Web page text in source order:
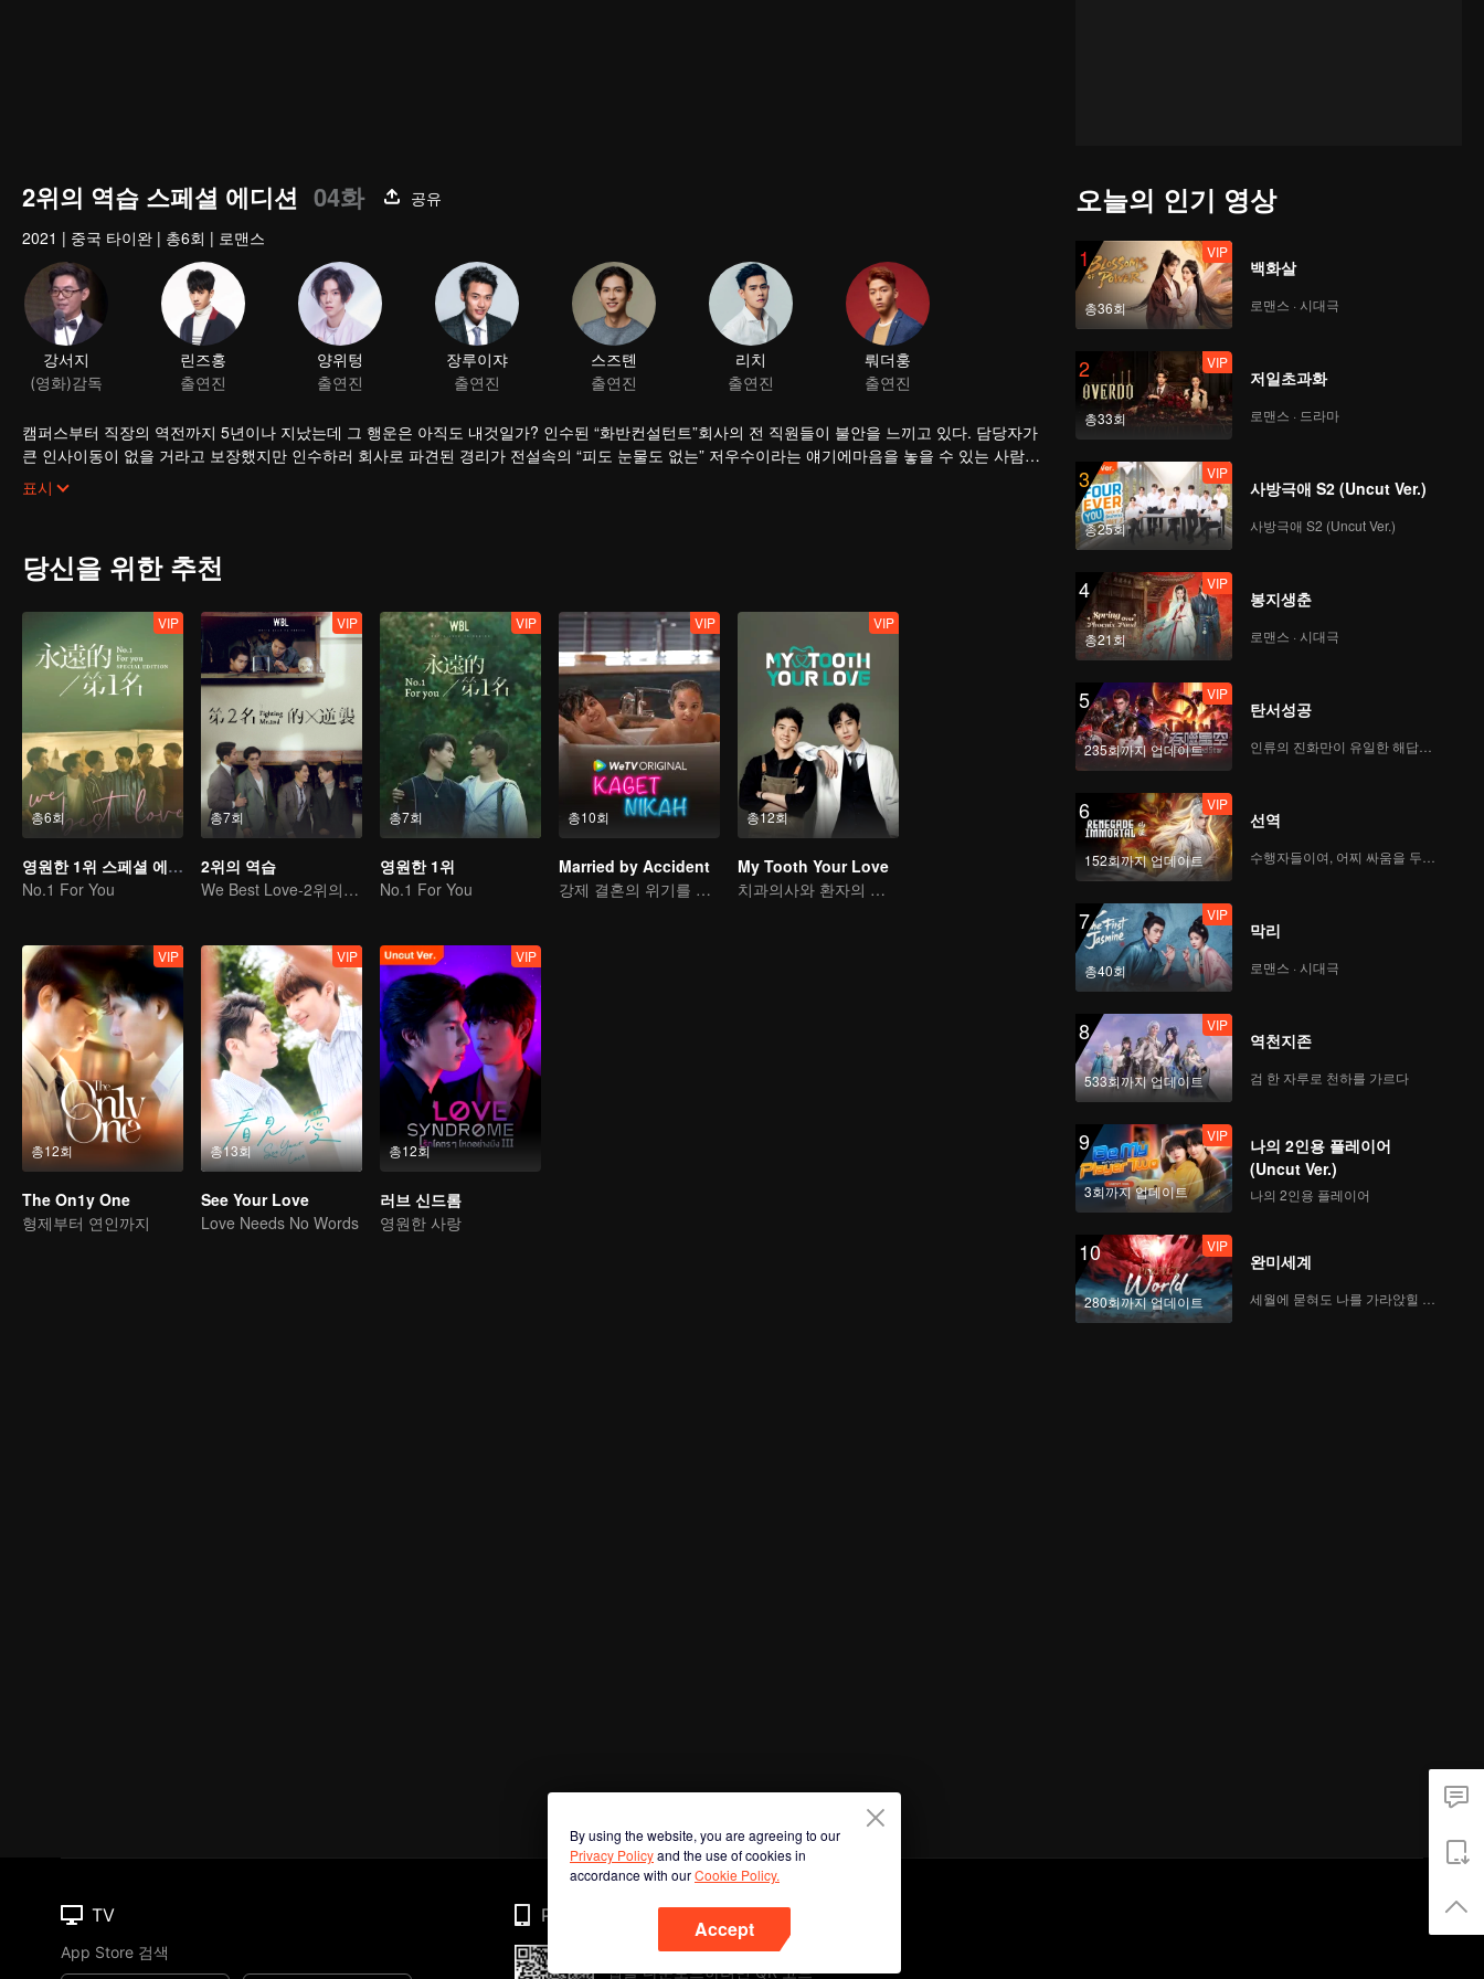
2위의 역습 스페셜 에디션 04화
공유
2021 | 중국 타이완 | 총6회 | 로맨스
강서지
(영화)감독
린즈홍
출연진
양위텅
출연진
장루이쟈
출연진
스즈톈
출연진
리치
출연진
뤄더훙
출연진
캠퍼스부터 직장의 역전까지 5년이나 지났는데 그 행운은 아직도 내것일가? 인수된 “화반컨설턴트”회사의 전 직원들이 불안을 느끼고 있다. 담당자가
큰 인사이동이 없을 거라고 보장했지만 인수하러 회사로 파견된 경리가 전설속의 “피도 눈물도 없는” 저우수이라는 얘기에마음을 놓을 수 있는 사람이
없다.
저우수이는 여유 넘치는 가오스더를 노여보았다. 5년 동안 소년은 남자로 성장하였고 저우수이도 어린 시절의 감정을 알아차리고 드디어 이 마음을 포
기하기로 한다. 하지만 5년 후, 원수는 외나무다리에서 만난다더니 가오스더가 자신이 인수할 회사의 사장님일 줄이야. 매정하고 양심도 없는 그놈에게
표시
당신을 위한 추천
총6회
VIP
영원한 1위 스페셜 에디션
No.1 For You
총7회
VIP
2위의 역습
We Best Love-2위의 역습
총7회
VIP
영원한 1위
No.1 For You
총10회
VIP
Married by Accident
강제 결혼의 위기를 넘을 수 있을까?
총12회
VIP
My Tooth Your Love
치과의사와 환자의 사랑 이야기
총12회
VIP
The On1y One
형제부터 연인까지
총13회
VIP
See Your Love
Love Needs No Words
총12회
VIP
러브 신드롬
영원한 사랑
오늘의 인기 영상
1
총36회
VIP
백화살
로맨스 · 시대극
2
총33회
VIP
저일초과화
로맨스 · 드라마
3
총25회
VIP
사방극애 S2 (Uncut Ver.)
사방극애 S2 (Uncut Ver.)
4
총21회
VIP
봉지생춘
로맨스 · 시대극
5
235회까지 업데이트
VIP
탄서성공
인류의 진화만이 유일한 해답이다
6
152회까지 업데이트
VIP
선역
7
총40회
VIP
막리
로맨스 · 시대극
8
533회까지 업데이트
VIP
역천지존
검 한 자루로 천하를 가르다
9
3회까지 업데이트
VIP
나의 2인용 플레이어
(Uncut Ver.)
나의 2인용 플레이어
10
280회까지 업데이트
VIP
완미세계
By using the website, you are agreeing to our
Privacy Policyand the use of cookies in
accordance with ourCookie Policy.
Accept
TV
App Store 검색
Phone
앱을 다운로드하려면 QR 코드